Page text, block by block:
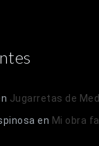
Jugarretas de
en Mi obra